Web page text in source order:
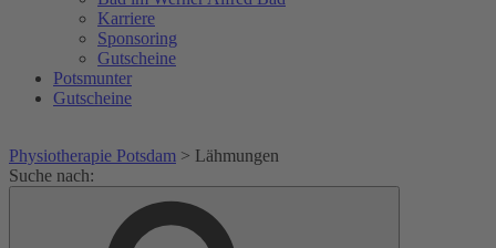
Karriere
Sponsoring
Gutscheine
Potsmunter
Gutscheine
Physiotherapie Potsdam > Lähmungen
Suche nach: